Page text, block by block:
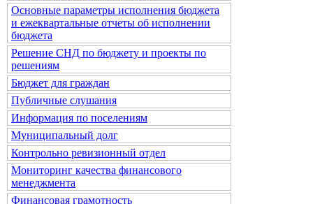
Основные параметры исполнения бюджета
и ежеквартальные отчеты об исполнении
бюджета
Решение СНД по бюджету и проекты по
решениям
Бюджет для граждан
Публичные слушания
Информация по поселениям
Муниципальный долг
Контрольно ревизионный отдел
Мониторинг качества финансового
менеджмента
Финансовая грамотность